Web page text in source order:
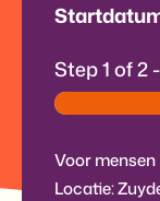
Step1of2
Voor
Locatie: